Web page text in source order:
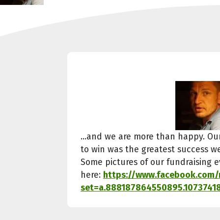
...and we are more than happy.
to win was the greatest success
Some pictures of our fundraising
here: https://